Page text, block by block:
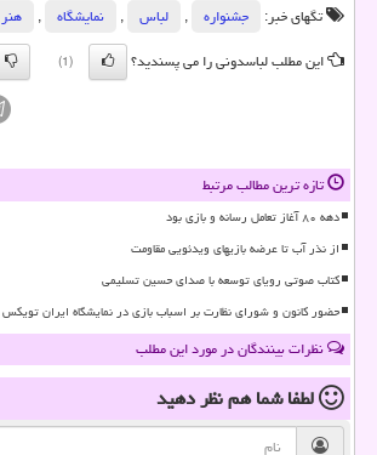
تگهای خبر:
جشنواره , لباس , نمایشگاه ,
هنر
این مطلب لباسدونی را می پسندید؟
(1)
تازه ترین مطالب مرتبط
دهه ۸۰ آغاز تعامل رسانه و بازی بود
از نذر آب تا عرضه بازیهای ویدئویی مقاومت
کتاب صوتی رویای توسعه با صدای حسین تسلیمی
حضور کانون و شورای نظارت بر اسباب بازی در نمایشگاه ایران تویکس
نظرات بینندگان در مورد این مطلب
لطفا شما همنظر دهید